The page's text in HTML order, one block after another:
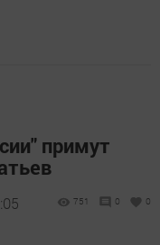
примут
751 0 0